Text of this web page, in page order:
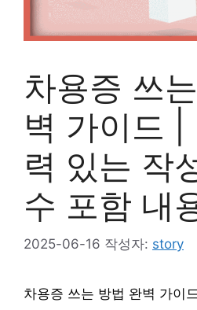
차용증 쓰
벽 가이드 |
력 있는 작
수 포함 내
2025-06-16 작성자: story
차용증 쓰는 방법 완벽 가이